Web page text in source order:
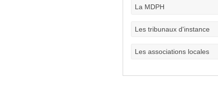
La MDPH
Les tribunaux d'instance
Les associations locales